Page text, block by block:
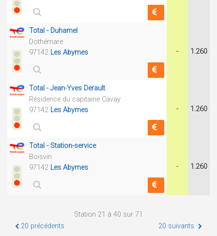
Total - Duhamel
Dothémare
97142 Les Abymes - 1.260
Total - Jean-Yves Derault
Résidence du capitaine Cavay
97142 Les Abymes - 1.260
Total - Station-service
Boisvin
97142 Les Abymes - 1.260
Station 21 à 40 sur 71
20 précédents
20 suivants